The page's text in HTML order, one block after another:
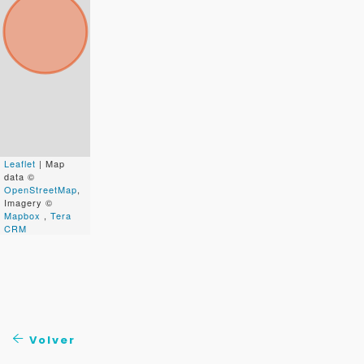
Leaflet | Map
data ©
OpenStreetMap,
Imagery ©
Mapbox , Tera
CRM
Volver